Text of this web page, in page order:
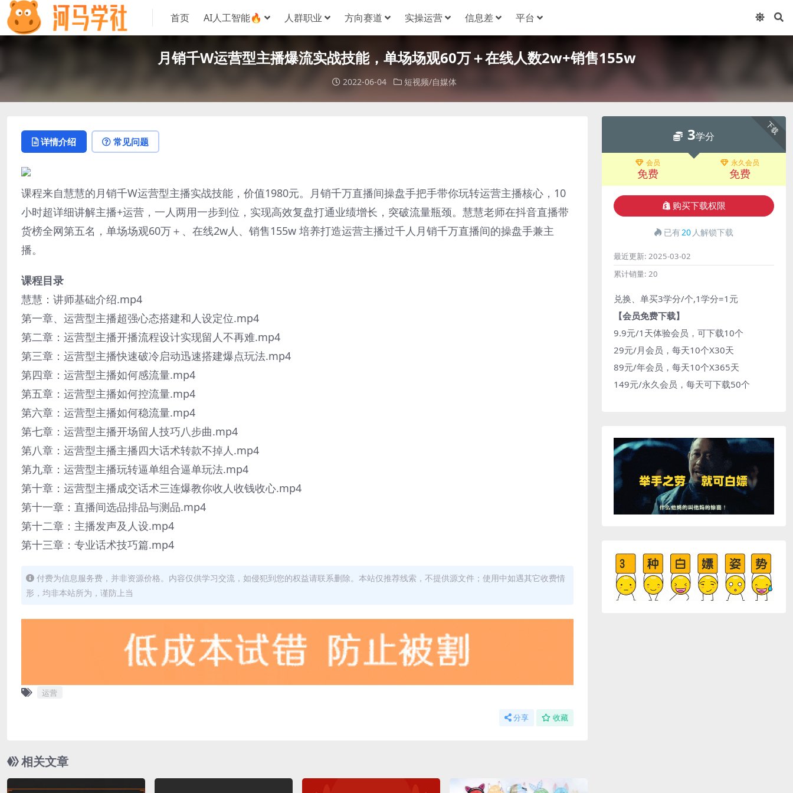
首页 AI人工智能🔥 人群职业 方向赛道 实操运营 信息差 平台
月销千W运营型主播爆流实战技能，单场场观60万＋在线人数2w+销售155w
2022-06-04 短视频/自媒体
详情介绍 常见问题
课程来自慧慧的月销千W运营型主播实战技能，价值1980元。月销千万直播间操盘手把手带你玩转运营主播核心，10
小时超详细讲解主播+运营，一人两用一步到位，实现高效复盘打通业绩增长，突破流量瓶颈。慧慧老师在抖音直播带
货榜全网第五名，单场场观60万＋、在线2w人、销售155w 培养打造运营主播过千人月销千万直播间的操盘手兼主
播。
课程目录
慧慧：讲师基础介绍.mp4
第一章、运营型主播超强心态搭建和人设定位.mp4
第二章：运营型主播开播流程设计实现留人不再难.mp4
第三章：运营型主播快速破冷启动迅速搭建爆点玩法.mp4
第四章：运营型主播如何感流量.mp4
第五章：运营型主播如何控流量.mp4
第六章：运营型主播如何稳流量.mp4
第七章：运营型主播开场留人技巧八步曲.mp4
第八章：运营型主播主播四大话术转款不掉人.mp4
第九章：运营型主播玩转逼单组合逼单玩法.mp4
第十章：运营型主播成交话术三连爆教你收人收钱收心.mp4
第十一章：直播间选品排品与测品.mp4
第十二章：主播发声及人设.mp4
第十三章：专业话术技巧篇.mp4
付费为信息服务费，并非资源价格。内容仅供学习交流，如侵犯到您的权益请联系删除。本站仅推荐线索，不提供源文件；使用中如遇其它收费情
形，均非本站所为，谨防上当
运营
分享 收藏
相关文章
下载
3学分
会员
免费
永久会员
免费
购买下载权限
已有20 人解锁下载
最近更新: 2025-03-02
累计销量: 20
兑换、单买3学分/个,1学分=1元
【会员免费下载】
9.9元/1天体验会员，可下载10个
29元/月会员，每天10个X30天
89元/年会员，每天10个X365天
149元/永久会员，每天可下载50个